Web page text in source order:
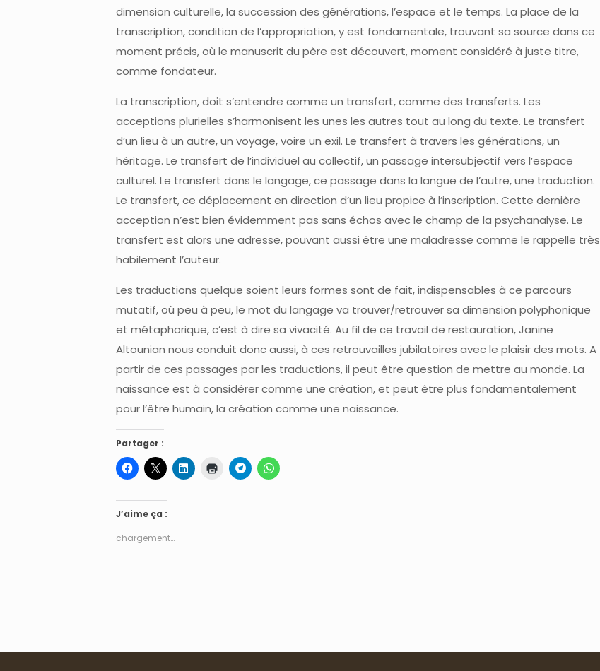
dimension culturelle, la succession des générations, l’espace et le temps. La place de la
transcription, condition de l’appropriation, y est fondamentale, trouvant sa source dans ce
moment précis, où le manuscrit du père est découvert, moment considéré à juste titre,
comme fondateur.
La transcription, doit s’entendre comme un transfert, comme des transferts. Les
acceptions plurielles s’harmonisent les unes les autres tout au long du texte. Le transfert
d’un lieu à un autre, un voyage, voire un exil. Le transfert à travers les générations, un
héritage. Le transfert de l’individuel au collectif, un passage intersubjectif vers l’espace
culturel. Le transfert dans le langage, ce passage dans la langue de l’autre, une traduction.
Le transfert, ce déplacement en direction d’un lieu propice à l’inscription. Cette dernière
acception n’est bien évidemment pas sans échos avec le champ de la psychanalyse. Le
transfert est alors une adresse, pouvant aussi être une maladresse comme le rappelle très
habilement l’auteur.
Les traductions quelque soient leurs formes sont de fait, indispensables à ce parcours
mutatif, où peu à peu, le mot du langage va trouver/retrouver sa dimension polyphonique
et métaphorique, c’est à dire sa vivacité. Au fil de ce travail de restauration, Janine
Altounian nous conduit donc aussi, à ces retrouvailles jubilatoires avec le plaisir des mots. A
partir de ces passages par les traductions, il peut être question de mettre au monde. La
naissance est à considérer comme une création, et peut être plus fondamentalement
pour l’être humain, la création comme une naissance.
Partager :
J’aime ça :
chargement…